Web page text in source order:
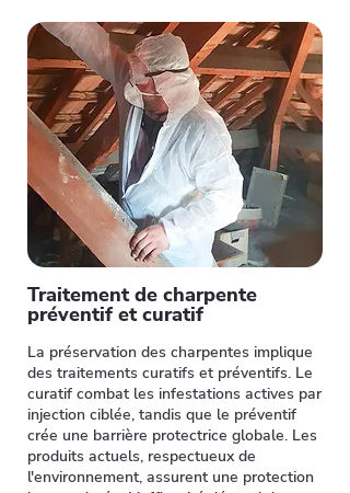
Traitement de charpente
préventif et curatif
La préservation des charpentes implique
des traitements curatifs et préventifs. Le
curatif combat les infestations actives par
injection ciblée, tandis que le préventif
crée une barrière protectrice globale. Les
produits actuels, respectueux de
l'environnement, assurent une protection